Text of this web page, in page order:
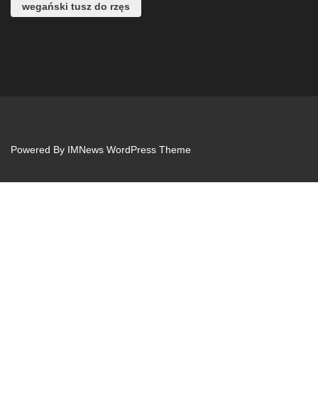
wegański tusz do rzęs
Powered By IMNews WordPress Theme